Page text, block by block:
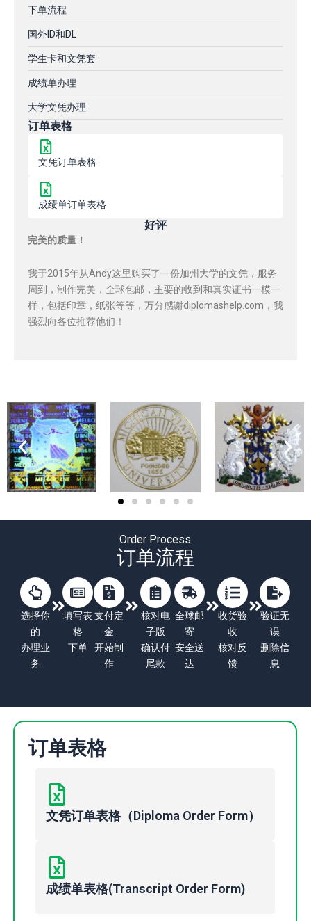
下单流程
国外ID和DL
学生卡和文凭套
成绩单办理
大学文凭办理
订单表格
文凭订单表格
成绩单订单表格
好评
完美的质量！
我于2015年从Andy这里购买了一份加州大学的文凭，服务
周到，制作完美，全球包邮，主要的收到和真实证书一模一
样，包括印章，纸张等等，万分感谢diplomashelp.com，我
强烈向各位推荐他们！
Order Process
订单流程
选择你
的
办理业
务
填写表
格
下单
支付定
金
开始制
作
核对电
子版
确认付
尾款
全球邮
寄
安全送
达
收货验
收
核对反
馈
验证无
误
删除信
息
订单表格
文凭订单表格（Diploma Order Form）
成绩单表格(Transcript Order Form)